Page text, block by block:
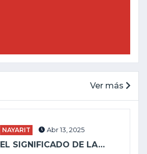
Ver más
NAYARIT Abr 13, 2025
EL SIGNIFICADO DE LA…